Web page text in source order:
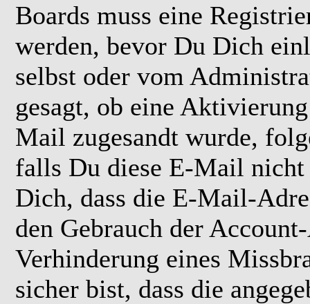
Boards muss eine
werden, bevor Du Dich
selbst oder vom
gesagt, ob eine
Mail zugesandt wurde,
falls Du diese E-Mail nicht
Dich, dass die E-Mail-
den Gebrauch der
Verhinderung eines
sicher bist, dass die